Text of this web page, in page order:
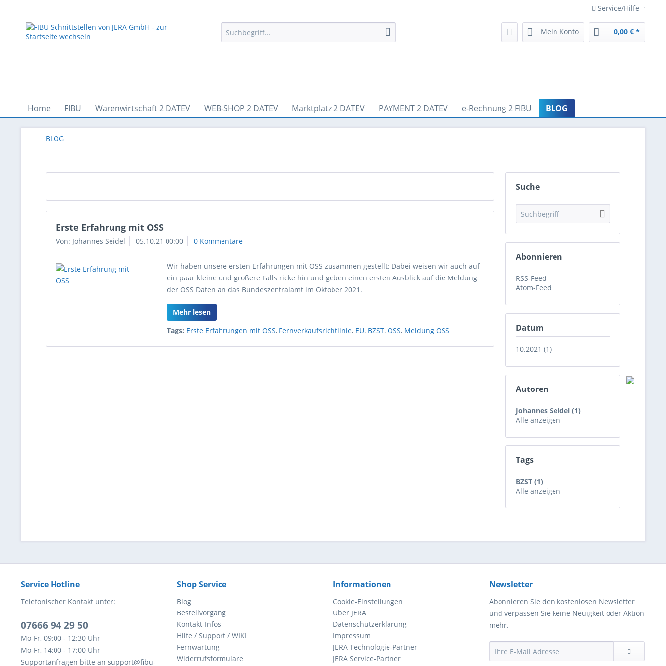
Service/Hilfe
Mein Konto 0,00 € *
Home FIBU Warenwirtschaft 2 DATEV WEB-SHOP 2 DATEV Marktplatz 2 DATEV PAYMENT 2 DATEV e-Rechnung 2 FIBU BLOG
BLOG
Suche
Abonnieren
RSS-Feed
Atom-Feed
Datum
10.2021 (1)
Autoren
Johannes Seidel (1)
Alle anzeigen
Tags
BZST (1)
Alle anzeigen
Erste Erfahrung mit OSS
Von: Johannes Seidel 05.10.21 00:00 0 Kommentare
Wir haben unsere ersten Erfahrungen mit OSS zusammen gestellt: Dabei weisen wir auch auf
ein paar kleine und größere Fallstricke hin und geben einen ersten Ausblick auf die Meldung
der OSS Daten an das Bundeszentralamt im Oktober 2021.
Mehr lesen
Tags: Erste Erfahrungen mit OSS, Fernverkaufsrichtlinie, EU, BZST,OSS, Meldung OSS
Service Hotline
Telefonischer Kontakt unter:
07666 94 29 50
Mo-Fr, 09:00 - 12:30 Uhr
Mo-Fr, 14:00 - 17:00 Uhr
Supportanfragen bitte an support@fibu-
Shop Service
Blog
Bestellvorgang
Kontakt-Infos
Hilfe / Support / WIKI
Fernwartung
Widerrufsformulare
Informationen
Cookie-Einstellungen
Über JERA
Datenschutzerklärung
Impressum
JERA Technologie-Partner
JERA Service-Partner
Newsletter
Abonnieren Sie den kostenlosen Newsletter
und verpassen Sie keine Neuigkeit oder Aktion
mehr.